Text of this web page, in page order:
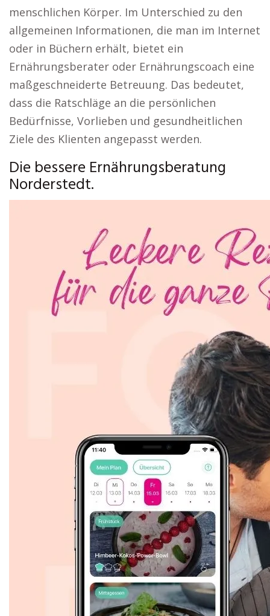
menschlichen Körper. Im Unterschied zu den
allgemeinen Informationen, die man im Internet
oder in Büchern erhält, bietet ein
Ernährungsberater oder Ernährungscoach eine
maßgeschneiderte Betreuung. Das bedeutet,
dass die Ratschläge an die persönlichen
Bedürfnisse, Vorlieben und gesundheitlichen
Ziele des Klienten angepasst werden.
Die bessere Ernährungsberatung
Norderstedt.